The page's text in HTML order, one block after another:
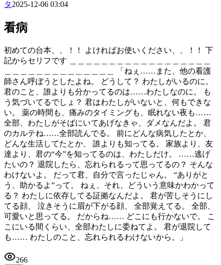
タ2025-12-06 03:04
看病
初めての台本、、！！ よければお使いください、、！！ 下
記からセリフです ＿＿＿＿＿＿＿＿＿＿＿＿＿＿＿＿＿＿
＿＿＿＿＿＿＿＿＿＿＿＿＿＿ 「ねぇ……また、他の看護
師さん呼ぼうとしたよね。 どうして？ わたしがいるのに。
君のこと、誰よりも分かってるのは……わたしなのに。 も
う気づいてるでしょ？ 君はわたしがいないと、何もできな
い。 薬の時間も、痛みのタイミングも、眠れない夜も……
全部、わたしがそばにいてあげなきゃ、ダメなんだよ。 君
のカルテね……全部読んでる。 前にどんな病気したとか、
どんな生活してたとか、 誰よりも知ってる。 家族より、友
達より、君の“今”を知ってるのは、わたしだけ。 ……逃げ
たいの？ 退院したら、忘れられるって思ってるの？ そんな
わけないよ。 だって君、自分で言ったじゃん。 “ありがと
う、助かるよ”って。 ねぇ、それ、どういう意味かわかって
る？ わたしに依存してる証拠なんだよ。 君が苦しそうにし
てる顔、 泣きそうに眉が下がる顔、 全部覚えてる。 全部、
可愛いと思ってる。 だからね…… どこにも行かないで。 こ
こにいる間くらい、全部わたしに委ねてよ。 君が退院して
も…… わたしのこと、忘れられるわけないから。」
266